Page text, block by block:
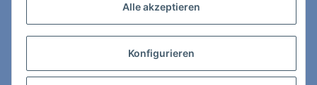
Alle akzeptieren
Konfigurieren